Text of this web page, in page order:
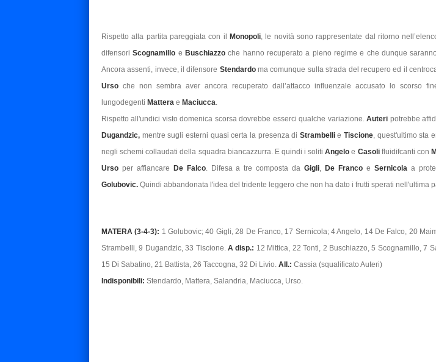
Rispetto alla partita pareggiata con il Monopoli, le novità sono rappresentate dal ritorno
difensoriScognamillo e Buschiazzo che hanno recuperato a pieno regime e che dunque
Ancora assenti, invece, il difensore Stendardoma comunque sulla strada del recupero ed il
Urso che non sembra aver ancora recuperato dall’attacco influenzale accusato lo scorso
lungodegenti Mattera e Maciucca.
Rispetto all'undici visto domenica scorsa dovrebbe esserci qualche variazione.Auteri potrebbe
Dugandzic, mentre sugli esterni quasi certa la presenza di StrambellieTiscione, quest'ultimo sta
negli schemi collaudati della squadra biancazzurra. E quindi i solitiAngelo e Casolifluidifcanti con
Urso per affiancare De Falco. Difesa a tre composta daGigli, De Franco e Sernicolaa
Golubovic. Quindi abbandonata l'idea del tridente leggero che non ha dato i frutti sperati nell'ultima
MATERA (3-4-3): 1 Golubovic; 40 Gigli, 28 De Franco, 17 Sernicola; 4 Angelo, 14 De Falco, 20
Strambelli, 9 Dugandzic, 33 Tiscione.A disp.: 12 Mittica, 22 Tonti, 2 Buschiazzo, 5 Scognamillo, 7
15 Di Sabatino, 21 Battista, 26 Taccogna, 32 Di Livio. All.: Cassia (squalificato Auteri)
Indisponibili: Stendardo, Mattera, Salandria, Maciucca, Urso.